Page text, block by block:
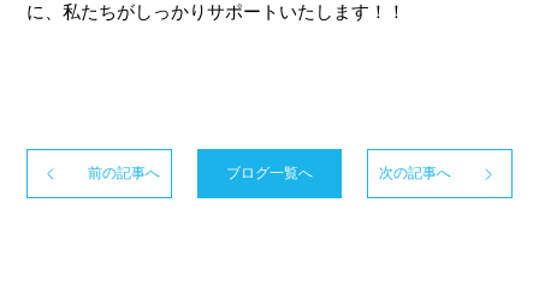
に、私たちがしっかりサポートいたします！！
前の記事へ ブログ一覧へ 次の記事へ